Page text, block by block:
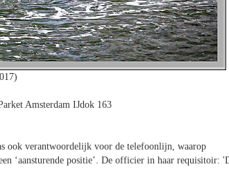
Amsterdam IJdok 163
ook verantwoordelijk voor de telefoonlijn, waarop
‘aansturende positie’. De officier in haar requisitoir: